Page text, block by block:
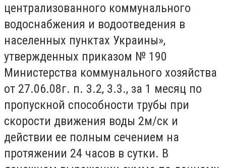
централизованного коммунального
водоснабжения и водоотведения в
населенных пунктах Украины»,
утвержденных приказом № 190
Министерства коммунального хозяйства
от 27.06.08г. п. 3.2, 3.3., за 1 месяц по
пропускной способности трубы при
скорости движения воды 2м/ск и
действии ее полным сечением на
протяжении 24 часов в сутки. В